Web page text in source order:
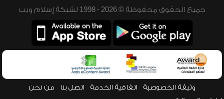
جميع الحقوق محفوظة © 2026 - 1998 لشبكة إسلام ويب
وثيقة الخصوصية اتفاقية الخدمة اتصل بنا من نحن